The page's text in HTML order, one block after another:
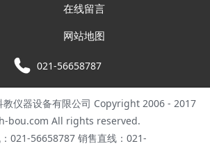
在线留言
网站地图
021-56658787
教仪器设备有限公司 Copyright 2006 - 2017
bou.com All rights reserved.
021-56658787 销售直线：021-